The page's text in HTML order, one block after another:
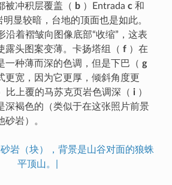
被冲积层覆盖（ b）Entrada c和
明显较暗，台地的顶面也是如此。
沿着褶皱向图像底部“收缩”，这表
露头图案变薄。卡扬塔组（ f）在
一种薄而深的色调，但是下巴（ g
更宽，因为它更厚，倾斜角度更
比上覆的马苏克页岩色调深（ i）
深褐色的（类似于在这张照片前景
砂岩）。
岩（块），背景是山谷对面的狼蛛
平顶山。|